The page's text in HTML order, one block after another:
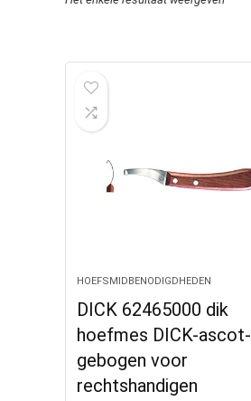
HOEFSMIDBENODIGDHEDEN
DICK 62465000 dik
hoefmes DICK-ascot-
gebogen voor
rechtshandigen